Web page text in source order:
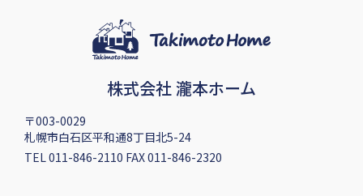
株式会社 瀧本ホーム
〒003-0029
札幌市白石区平和通8丁目北5-24
TEL 011-846-2110 FAX 011-846-2320